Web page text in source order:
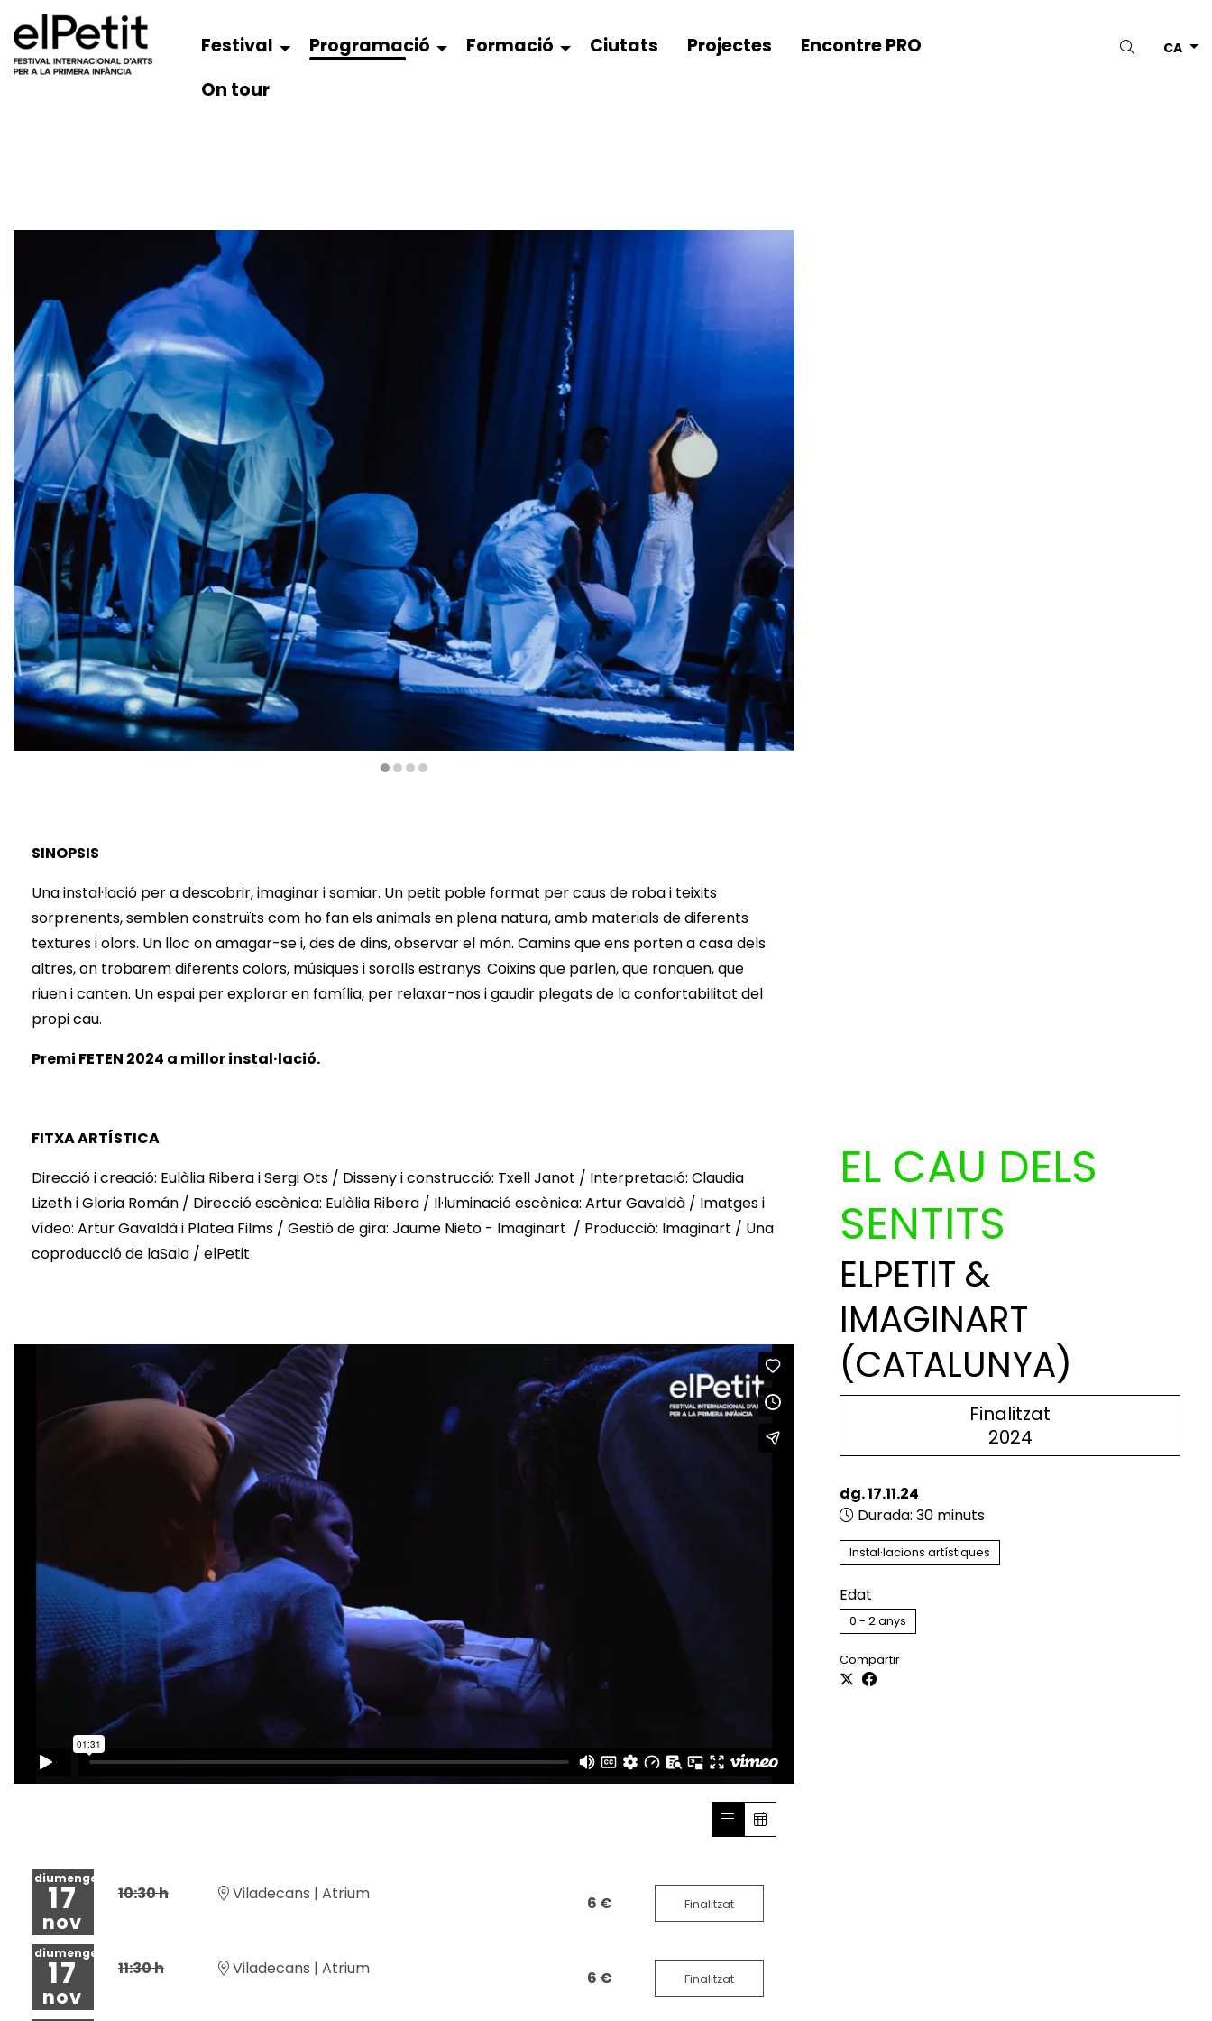
CA
Cercar
Festival Programació Formació Ciutats Projectes
Encontre PRO
On tour
EL CAU DELS
SENTITS
ELPETIT &
IMAGINART
(CATALUNYA)
Finalitzat
2024
dg. 17.11.24
Durada: 30 minuts
Instal·lacions artístiques
Edat
0 - 2 anys
Compartir
SINOPSIS
Una instal·lació per a descobrir, imaginar i somiar. Un petit poble format per caus de roba i teixits
sorprenents, semblen construïts com ho fan els animals en plena natura, amb materials de diferents
textures i olors. Un lloc on amagar-se i, des de dins, observar el món. Camins que ens porten a casa dels
altres, on trobarem diferents colors, músiques i sorolls estranys. Coixins que parlen, que ronquen, que
riuen i canten. Un espai per explorar en família, per relaxar-nos i gaudir plegats de la confortabilitat del
propi cau.
Premi FETEN 2024 a millor instal·lació.
FITXA ARTÍSTICA
Direcció i creació: Eulàlia Ribera i Sergi Ots / Disseny i construcció: Txell Janot / Interpretació: Claudia
Lizeth i Gloria Román / Direcció escènica: Eulàlia Ribera / Il·luminació escènica: Artur Gavaldà / Imatges i
vídeo: Artur Gavaldà i Platea Films / Gestió de gira: Jaume Nieto - Imaginart / Producció: Imaginart / Una
coproducció de laSala / elPetit
diumenge
17
nov
10:30 h Viladecans | Atrium 6 € Finalitzat
diumenge
17
nov
11:30 h Viladecans | Atrium 6 € Finalitzat